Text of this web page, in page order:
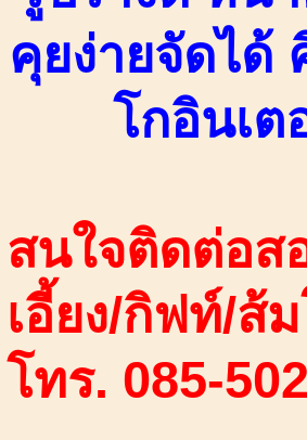
คุยง่ายจัดได้
โกอินเ
สนใจติดต่อส
เอี้ยง/กิฟท์/ส้
โทร. 085-